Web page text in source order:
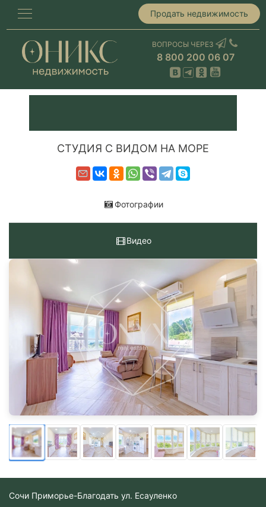
Продать недвижимость
ВОПРОСЫ ЧЕРЕЗ
8 800 200 06 07
СТУДИЯ С ВИДОМ НА МОРЕ
Фотографии
Видео
Сочи Приморье-Благодать ул. Есауленко